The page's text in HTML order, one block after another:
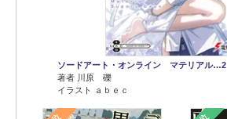
ソードアート・オンライン マテリアル…2
著者 川原 礫
イラスト ａｂｅｃ